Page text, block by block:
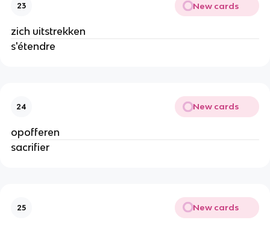
23 New cards
zich uitstrekken
s'étendre
24 New cards
opofferen
sacrifier
25 New cards